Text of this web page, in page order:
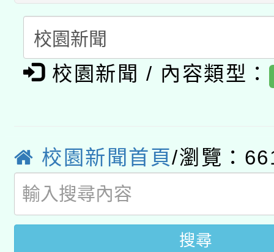
暨閱讀推動專業研習
科技賦能─人工智慧
礎課程
A3數位素養講師名單
「數位內容與教學軟
薪期間赴陸應申請許可
業技術研究院辦理「
用水績優單位及節水達
115年8月22日(星期六
桃園市孔廟祈福系列
開 智慧啟航」
2026年桃園地景藝術
校園新聞 / 內容類型：
校園新聞首頁/瀏覽：
搜尋